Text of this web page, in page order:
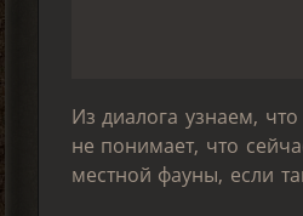
Из диалога узнаем,
не понимает, что
местной фауны, если